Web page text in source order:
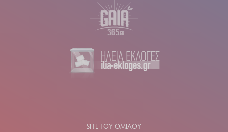
SITE ΤΟΥ ΟΜΙΛΟΥ